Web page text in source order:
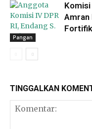
Pangan
Komisi
Amran
TINGGALKAN